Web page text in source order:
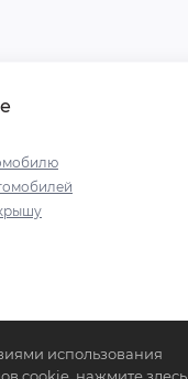
использования